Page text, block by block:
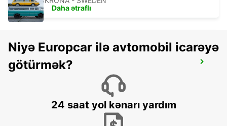
ROSKILDE - IKC -
Daha ətraflı
Niyə Europcar ilə avtomobil icarəyə
götürmək?
24 saat yol kənarı yardım